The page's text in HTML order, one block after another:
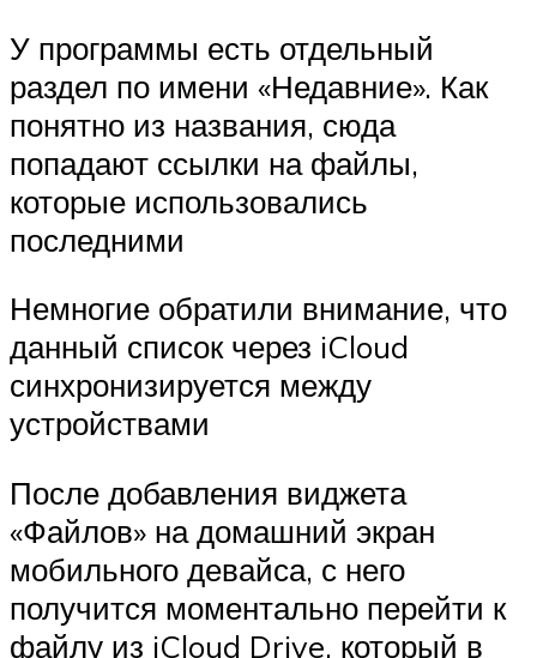
У программы есть отдельный
раздел по имени «Недавние». Как
понятно из названия, сюда
попадают ссылки на файлы,
которые использовались
последними
Немногие обратили внимание, что
данный список через iCloud
синхронизируется между
устройствами
После добавления виджета
«Файлов» на домашний экран
мобильного девайса, с него
получится моментально перейти к
файлу из iCloud Drive, который в